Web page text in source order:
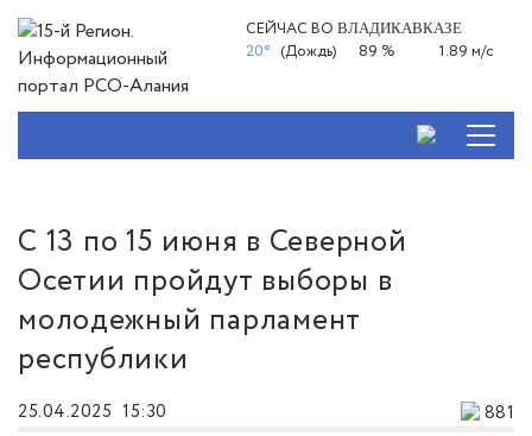
СЕЙЧАС ВОВЛАДИКАВКАЗЕ
20° (Дождь) 89 % 1.89 м/с
C 13 по 15 июня в Северной
Осетии пройдут выборы в
молодежный парламент
республики
25.04.2025 15:30 881